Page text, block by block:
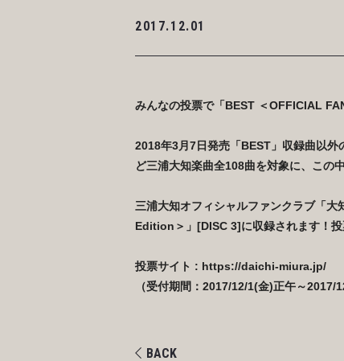
2017.12.01
みんなの投票で「BEST ＜OFFICIAL
2018年3月7日発売「BEST」 収録曲以外
ど三浦大知楽曲全108曲を対象に、この
三浦大知オフィシャルファンクラブ「大
Edition＞」[DISC 3]に収録されます！投
投票サイト : https://daichi-miura.jp/
（受付期間：2017/12/1(金)正午～2017/
BACK